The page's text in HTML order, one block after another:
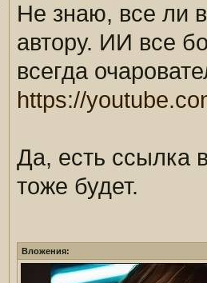
Не знаю, все ли
автору. ИИ все
всегда
https://
Да, есть ссылка
тоже будет.
Вложения: